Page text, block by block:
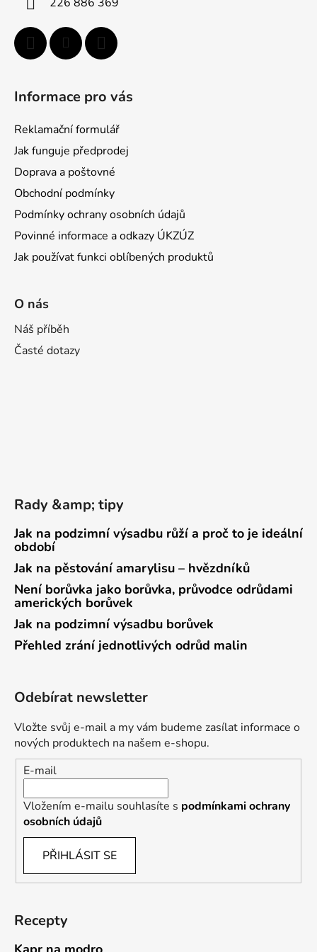
Informace pro vás
Reklamační formulář
Jak funguje předprodej
Doprava a poštovné
Obchodní podmínky
Podmínky ochrany osobních údajů
Povinné informace a odkazy ÚKZÚZ
Jak používat funkci oblíbených produktů
O nás
Náš příběh
Časté dotazy
Rady &amp; tipy
Jak na podzimní výsadbu růží a proč to je ideální
období
Jak na pěstování amarylisu – hvězdníků
Není borůvka jako borůvka, průvodce odrůdami
amerických borůvek
Jak na podzimní výsadbu borůvek
Přehled zrání jednotlivých odrůd malin
Odebírat newsletter
Vložte svůj e-mail a my vám budeme zasílat informace o
nových produktech na našem e-shopu.
E-mail
Vložením e-mailu souhlasíte s podmínkami ochrany
osobních údajů
PŘIHLÁSIT SE
Recepty